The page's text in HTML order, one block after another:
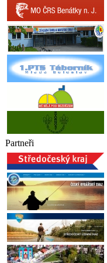
Partneři